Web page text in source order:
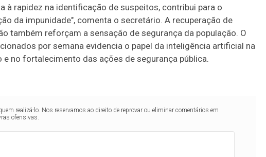
à rapidez na identificação de suspeitos, contribui para o
da impunidade", comenta o secretário. A recuperação de
também reforçam a sensação de segurança da população. O
por semana evidencia o papel da inteligência artificial na
no fortalecimento das ações de segurança pública.
realizá-lo. Nos reservamos ao direito de reprovar ou eliminar comentários em
ofensivas.